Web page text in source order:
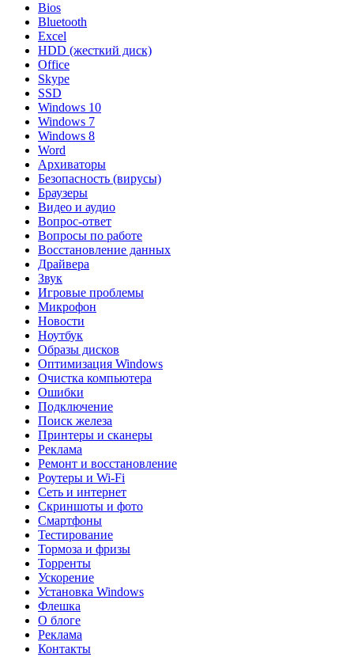
Bios
Bluetooth
Excel
HDD (жесткий диск)
Office
Skype
SSD
Windows 10
Windows 7
Windows 8
Word
Архиваторы
Безопасность (вирусы)
Браузеры
Видео и аудио
Вопрос-ответ
Вопросы по работе
Восстановление данных
Драйвера
Звук
Игровые проблемы
Микрофон
Новости
Ноутбук
Образы дисков
Оптимизация Windows
Очистка компьютера
Ошибки
Подключение
Поиск железа
Принтеры и сканеры
Реклама
Ремонт и восстановление
Роутеры и Wi-Fi
Сеть и интернет
Скриншоты и фото
Смартфоны
Тестирование
Тормоза и фризы
Торренты
Ускорение
Установка Windows
Флешка
О блоге
Реклама
Контакты